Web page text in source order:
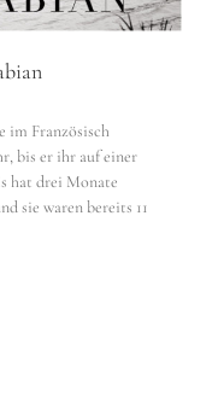
im Französisch
bis er ihr auf einer
hat drei Monate
sie waren bereits 11